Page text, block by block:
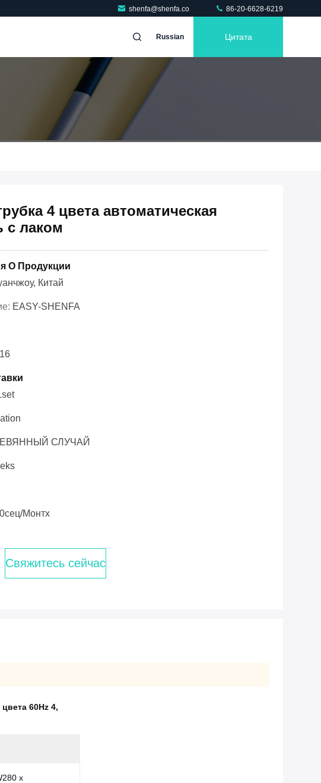
shenfa@shenfa.co 86-20-6628-6219
Russian Цитата
4 цвета автоматическая
с лаком
О Продукции
Китай
EASY-SHENFA
СЛУЧАЙ
монтх
Свяжитесь сейчас
60Hz 4,
x